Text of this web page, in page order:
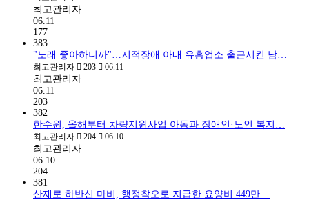
최고관리자
06.11
177
383
"노래 좋아하니까"…지적장애 아내 유흥업소 출근시킨 남…
최고관리자 203 06.11
최고관리자
06.11
203
382
한수원, 올해부터 차량지원사업 아동과 장애인·노인 복지…
최고관리자 204 06.10
최고관리자
06.10
204
381
산재로 하반신 마비, 행정착오로 지급한 요양비 449만…